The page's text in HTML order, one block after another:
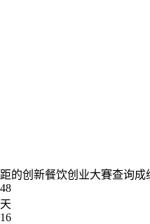
距的创新餐饮创业大賽查询成
48
天
16